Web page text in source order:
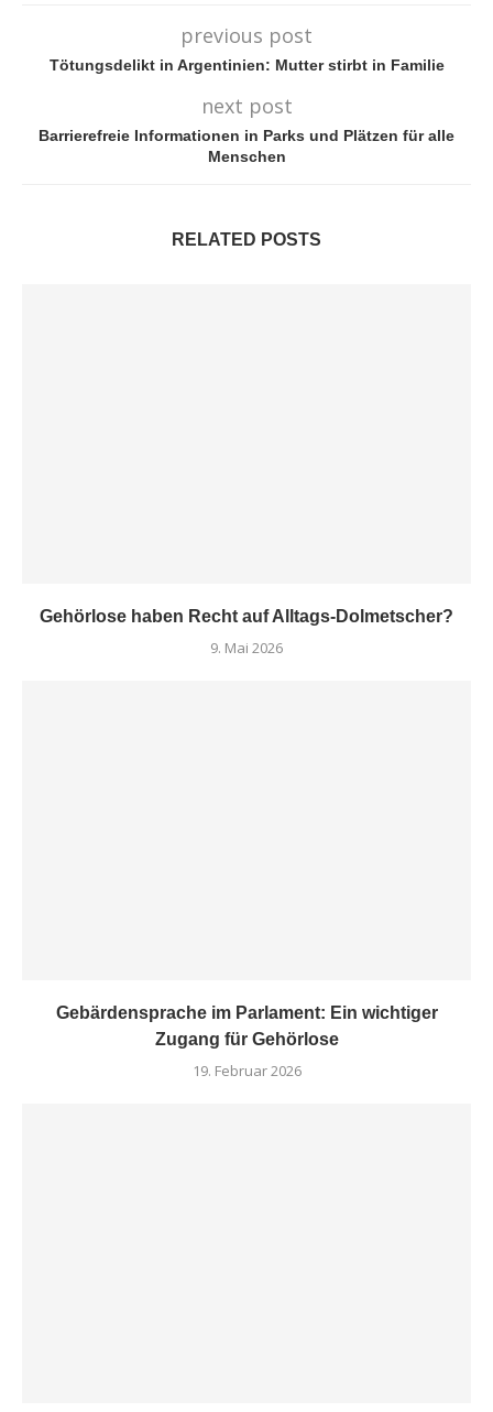
previous post
Tötungsdelikt in Argentinien: Mutter stirbt in Familie
next post
Barrierefreie Informationen in Parks und Plätzen für alle
Menschen
RELATED POSTS
Gehörlose haben Recht auf Alltags-Dolmetscher?
9. Mai 2026
Gebärdensprache im Parlament: Ein wichtiger
Zugang für Gehörlose
19. Februar 2026